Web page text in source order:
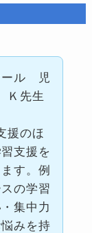
ール 児
Ｋ先生
援のほ
支援を
す。例
の学習
集中力
みを持